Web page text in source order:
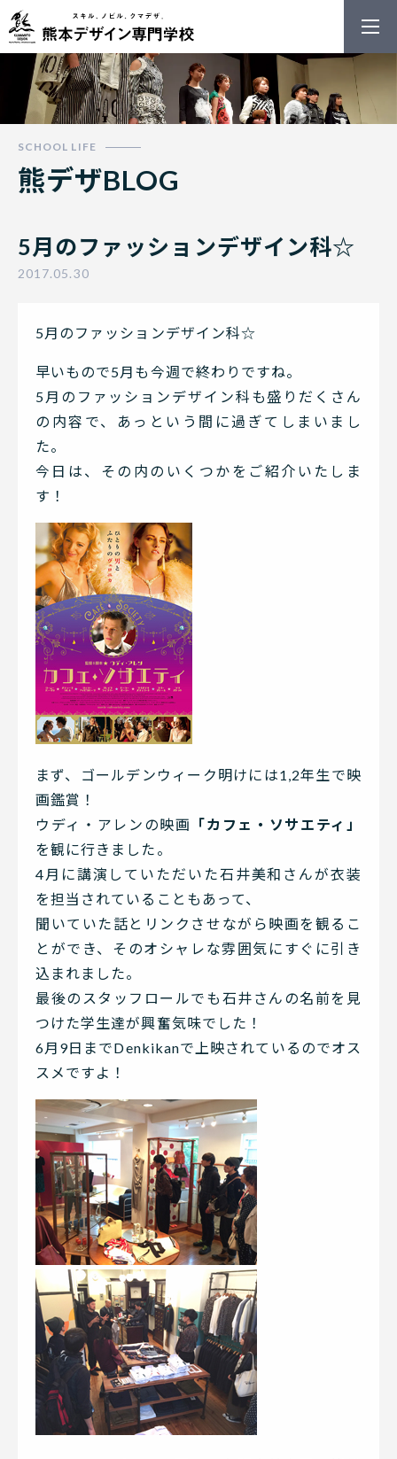
熊本デザイン
熊デザBLOG
5月のファッションデザイン科☆
2017.05.30
5月のファッションデザイン科☆
早いもので5月も今週で終わりですね。
5月のファッションデザイン科も盛りだくさん
の内容で、あっという間に過ぎてしまいまし
た。
今日は、その内のいくつかをご紹介いたしま
す！
まず、ゴールデンウィーク明けには1,2年生で映
画鑑賞！
ウディ・アレンの映画
「カフェ・ソサエティ」
を観に行きました。
4月に講演していただいた石井美和さんが衣装
を担当されていることもあって、
聞いていた話とリンクさせながら映画を観るこ
とができ、そのオシャレな雰囲気にすぐに引き
込まれました。
最後のスタッフロールでも石井さんの名前を見
つけた学生達が興奮気味でした！
6月9日までDenkikanで上映されているのでオス
スメですよ！